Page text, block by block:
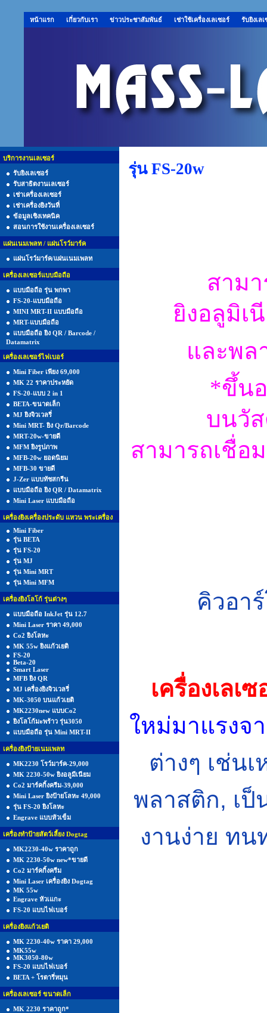
หน้าแรก เกี่ยวกับเรา ข่าวประชาสัมพันธ์ เช่าใช้เครื่องเลเซอร์ รับยิงเล
บริการงานเลเซอร์
รับยิงเลเซอร์
รับสาธิตงานเลเซอร์
เช่าเครื่องเลเซอร์
เช่าเครื่องยิงวันที่
ข้อมูลเชิงเทคนิค
สอนการใช้งานเครื่องเลเซอร์
แผ่นเนมเพลท / แผ่นโรว์มาร์ค
แผ่นโรว์มาร์ค/แผ่นเนมเพลท
เครื่องเลเซอร์แบบมือถือ
แบบมือถือ รุ่น พกพา
FS-20-แบบมือถือ
MINI MRT-II แบบมือถือ
MRT-แบบมือถือ
แบบมือถือ ยิง QR / Barcode /
Datamatrix
เครื่องเลเซอร์ไฟเบอร์
Mini Fiber เพียง 69,000
MK 22 ราคาประหยัด
FS-20-แบบ 2 in 1
BETA-ขนาดเล็ก
MJ ยิงจิวเวลรี่
Mini MRT- ยิง Qr/Barcode
MRT-20w-ขายดี
MFM ยิงรูปภาพ
MFB-20w ยอดนิยม
MFB-30 ขายดี
J-Zer แบบทัชสกรีน
แบบมือถือ ยิง QR / Datamatrix
Mini Laser แบบมือถือ
เครื่องยิงเครื่องประดับ แหวน พระเครื่อง
Mini Fiber
รุ่น BETA
รุ่น FS-20
รุ่น MJ
รุ่น Mini MRT
รุ่น Mini MFM
เครื่องยิงโลโก้ รุ่นต่างๆ
แบบมือถือ InkJet รุ่น 12.7
Mini Laser ราคา 49,000
Co2 ยิงโลหะ
MK 55w ยิงแก้วเยติ
FS-20
Beta-20
Smart Laser
MFB ยิง QR
MJ เครื่องยิงจิวเวลรี่
MK-3050 บนแก้วเยติ
MK2230new แบบCo2
ยิงโลโก้มะพร้าว รุ่น3050
แบบมือถือ รุ่น Mini MRT-II
เครื่องยิงป้ายเนมเพลท
MK2230 โรว์มาร์ค-29,000
MK 2230-50w ยิงอลูมีเนียม
Co2 มาร์คกิ้งครีม-39,000
Mini Laser ยิงป้ายโลหะ 49,000
รุ่น FS-20 ยิงโลหะ
Engrave แบบหัวเข็ม
เครื่องทำป้ายสัตว์เลี้ยง Dogtag
MK2230-40w ราคาถูก
MK 2230-50w new*ขายดี
Co2 มาร์คกิ้งครีม
Mini Laser เครื่องยิง Dogtag
MK 55w
Engrave หัวเแกะ
FS-20 แบบไฟเบอร์
เครื่องยิงแก้วเยติ
MK 2230-40w ราคา 29,000
MK55w
MK3050-80w
FS-20 แบบไฟเบอร์
BETA + โรตารี่หมุน
เครื่องเลเซอร์ ขนาดเล็ก
MK 2230 ราคาถูก*
รุ่น FS-20w
สาม
ยิงอลูมิเ
และพล
*ขึ้น
บนวัส
สามารถเชื่อ
คิวอา
เครื่องเลเซ
ใหม่มาแรงจ
ต่างๆ เช่น
พลาสติก, เป็
งานง่าย ท